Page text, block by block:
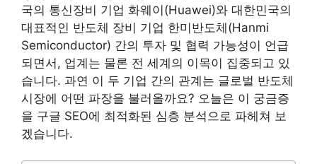
국의 통신장비 기업 화웨이(Huawei)와 대한민국의
대표적인 반도체 장비 기업 한미반도체(Hanmi
Semiconductor) 간의 투자 및 협력 가능성이 언급
되면서, 업계는 물론 전 세계의 이목이 집중되고 있
습니다. 과연 이 두 기업 간의 관계는 글로벌 반도체
시장에 어떤 파장을 불러올까요? 오늘은 이 궁금증
을 구글 SEO에 최적화된 심층 분석으로 파헤쳐 보
겠습니다.